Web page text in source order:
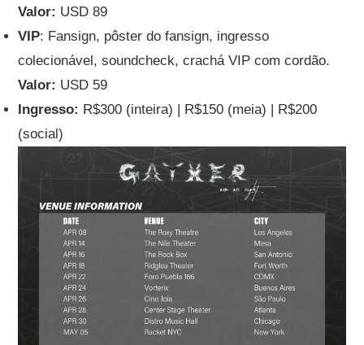
Valor: USD 89
VIP: Fansign, pôster do fansign, ingresso
colecionável, soundcheck, crachá VIP com cordão.
Valor: USD 59
Ingresso: R$300 (inteira) | R$150 (meia) | R$200
(social)